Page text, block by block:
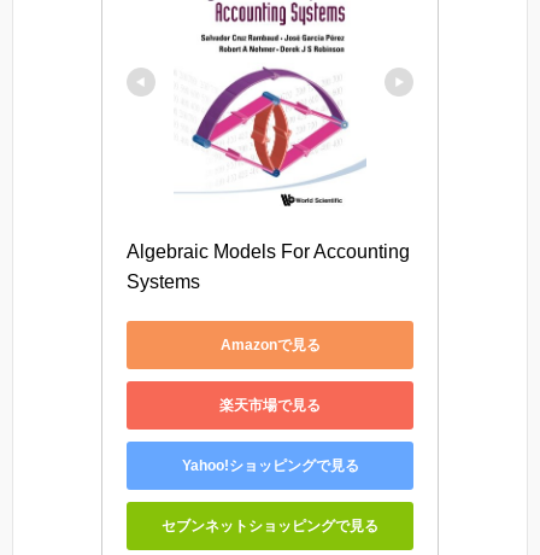
Algebraic Models For Accounting
Systems
Amazonで見る
楽天市場で見る
Yahoo!ショッピングで見る
セブンネットショッピングで見る